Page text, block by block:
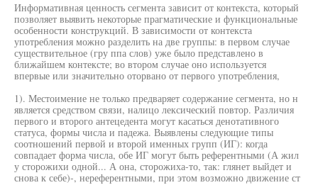
Информативная ценность сегмента зависит от контекста, который
позволяет выявить некоторые прагматические и функциональные
особенности конструкций. В зависимости от контекста
употребления можно разделить на две группы: в первом случае
существительное (гру ппа слов) уже было представлено в
ближайшем контексте; во втором случае оно используется
впервые или значительно оторвано от первого употребления,
1). Местоимение не только предваряет содержание сегмента, но н
является средством связи, налицо лексический повтор. Различия
первого и второго антецедента могут касаться денотативного
статуса, формы числа и падежа. Выявлены следующие типы
соотношений первой и второй именных групп (ИГ): когда
совпадает форма числа, обе ИГ могут быть референтными (А жил
у сторожихи одной... А она, сторожиха-то, так: глянет выйдет и
снова к себе)-, нереферентными, при этом возможно движение ст